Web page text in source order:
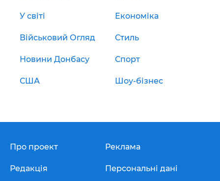
У світі Економіка
Військовий Огляд Стиль
Новини Донбасу Спорт
США Шоу-бізнес
Про проект
Редакція
Реклама
Персональні дані